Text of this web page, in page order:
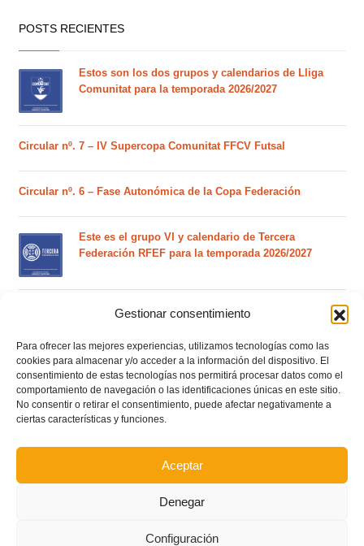
Gestionar consentimiento
Para ofrecer las mejores experiencias, utilizamos tecnologías como las
cookies para almacenar y/o acceder a la información del dispositivo. El
consentimiento de estas tecnologías nos permitirá procesar datos como el
comportamiento de navegación o las identificaciones únicas en este sitio.
No consentir o retirar el consentimiento, puede afectar negativamente a
ciertas características y funciones.
Aceptar
Denegar
Configuración
POSTS RECIENTES
Estos son los dos grupos y calendarios de Lliga
Comunitat para la temporada 2026/2027
Circular nº. 7 – IV Supercopa Comunitat FFCV Futsal
Circular nº. 6 – Fase Autonómica de la Copa Federación
Este es el grupo VI y calendario de Tercera
Federación RFEF para la temporada 2026/2027
Este es el grupo de la Lliga Autonòmica Juvenil de
El calendario del grupo VI de Tercera Federación
RFEF para la temporada 2026/27 se sorteará el
martes 4 de agosto
Nuevo curso de Entrenador de fútbol Licencia UEFA
Circular nº. 5 – Normas generales de las competiciones